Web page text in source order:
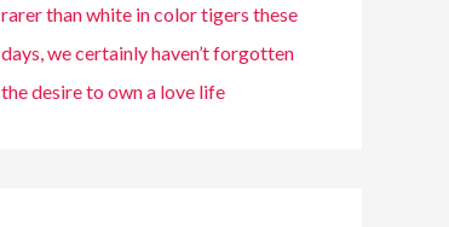
rarer than white in color tigers these
days, we certainly haven’t forgotten
the desire to own a love life